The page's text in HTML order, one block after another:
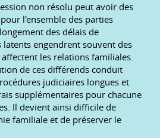
non résolu peut avoir des
l'ensemble des parties
des délais de
engendrent souvent des
les relations familiales.
de ces différends conduit
judiciaires longues et
supplémentaires pour chacune
Il devient ainsi difficile de
familiale et de préserver le